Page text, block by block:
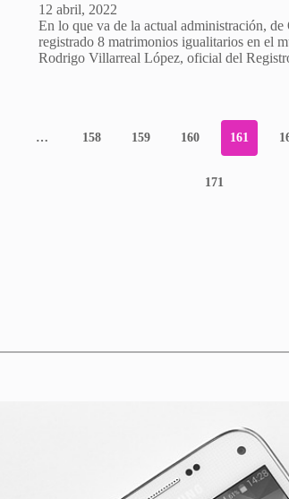
12 abril, 2022
En lo que va de la actual administración,
registrado 8 matrimonios igualitarios en el
Rodrigo Villarreal López, oficial del
… 158 159 160 161
171